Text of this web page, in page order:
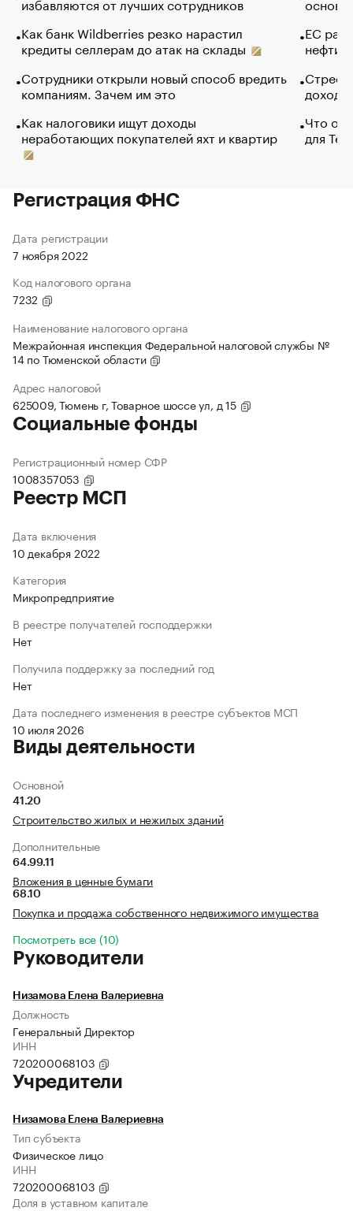
Как банк Wildberries резко нарастил
кредиты селлерам до атак на склады
Сотрудники открыли новый способ вредить
компаниям. Зачем им это
Как налоговики ищут доходы
неработающих покупателей яхт и квартир
ЕС
нефти
Что
для
Регистрация ФНС
Дата регистрации
7 ноября 2022
Код налогового органа
7232
Наименование налогового органа
Межрайонная инспекция Федеральной налоговой службы №
14 по Тюменской области
Адрес налоговой
625009, Тюмень г, Товарное шоссе ул, д 15
Социальные фонды
Регистрационный номер СФР
1008357053
Реестр МСП
Дата включения
10 декабря 2022
Категория
Микропредприятие
В реестре получателей господдержки
Нет
Получила поддержку за последний год
Нет
Дата последнего изменения в реестре субъектов МСП
10 июля 2026
Виды деятельности
Основной
41.20
Строительство жилых и нежилых зданий
Дополнительные
64.99.11
Вложения в ценные бумаги
68.10
Покупка и продажа собственного недвижимого имущества
Посмотреть все (10)
Руководители
Низамова Елена Валериевна
Должность
Генеральный Директор
ИНН
720200068103
Учредители
Низамова Елена Валериевна
Тип субъекта
Физическое лицо
ИНН
720200068103
Доля в уставном капитале